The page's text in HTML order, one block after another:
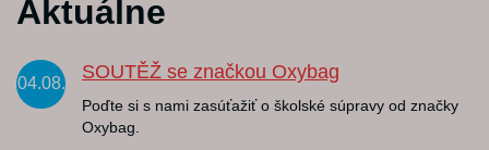
Aktuálne
04.08.
SOUTĚŽ se značkou Oxybag
Poďte si s nami zasúťažiť o školské súpravy od značky
Oxybag.